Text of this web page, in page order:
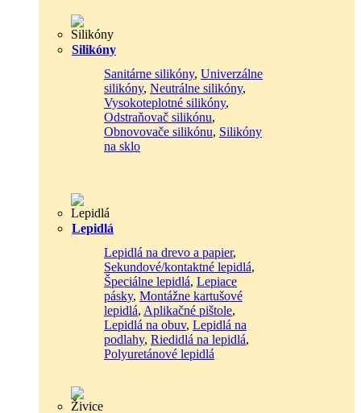
Silikóny
Sanitárne silikóny, Univerzálne
silikóny, Neutrálne silikóny,
Vysokoteplotné silikóny,
Odstraňovač silikónu,
Obnovovače silikónu, Silikóny
na sklo
Lepidlá
Lepidlá na drevo a papier,
Sekundové/kontaktné lepidlá,
Špeciálne lepidlá, Lepiace
pásky, Montážne kartušové
lepidlá, Aplikačné pištole,
Lepidlá na obuv, Lepidlá na
podlahy, Riedidlá na lepidlá,
Polyuretánové lepidlá